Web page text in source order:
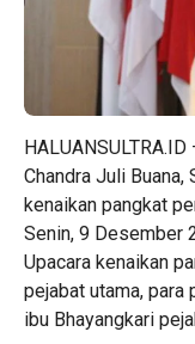
Chandra Juli Buana,
kenaikan pangkat
Senin, 9 Desember
Upacara kenaikan
pejabat utama, para
ibu Bhayangkari